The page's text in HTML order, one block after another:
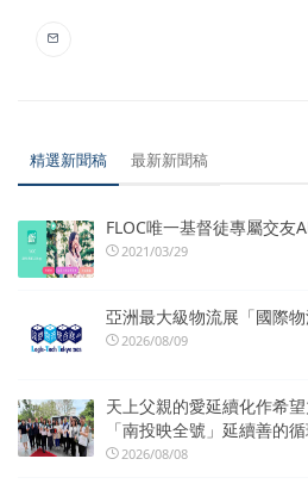
精選新聞稿 最新新聞稿
FLOC唯一基督徒專屬交友
2021/03/29
亞洲最大級物流展「國際
2026/08/09
天上父親的愛延續化作希
「南投映全號」延續善的
2026/08/08